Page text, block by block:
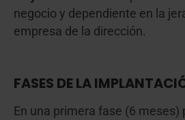
negocio y dependiente en la
empresa de la dirección.
FASES DE LA
En una primera fase (6